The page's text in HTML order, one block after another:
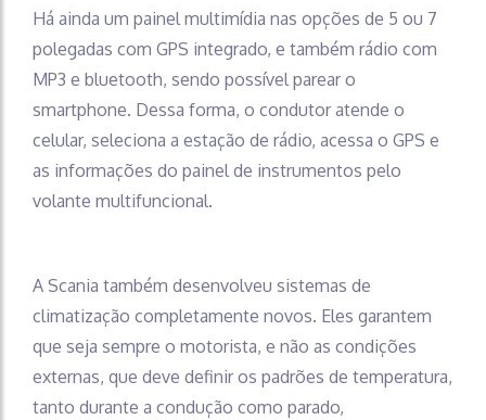
Há ainda um painel multimídia nas opções de 5 ou 7
polegadas com GPS integrado, e também rádio com
MP3 e bluetooth, sendo possível parear o
smartphone. Dessa forma, o condutor atende o
celular, seleciona a estação de rádio, acessa o GPS e
as informações do painel de instrumentos pelo
volante multifuncional.
A Scania também desenvolveu sistemas de
climatização completamente novos. Eles garantem
que seja sempre o motorista, e não as condições
externas, que deve definir os padrões de temperatura,
tanto durante a condução como parado,